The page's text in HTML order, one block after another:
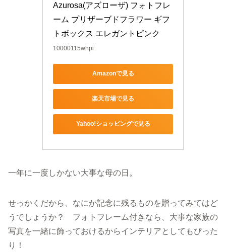
Azurosa(アズローザ) フォトフレ
ーム プリザーブドフラワー ギフ
トボックス エレガントピンク
10000115whpi
Amazonで見る
楽天市場で見る
Yahoo!ショッピングで見る
一年に一度しかない大事な母の日。
せっかくだから、なにか記念に残るものを贈ってみてはど
うでしょうか？ フォトフレーム付きなら、大事な家族の
写真を一緒に飾っておけるからインテリアとしてもぴった
り！